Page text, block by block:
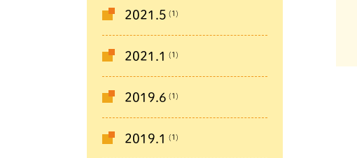
2021.5 (1)
2021.1 (1)
2019.6 (1)
2019.1 (1)